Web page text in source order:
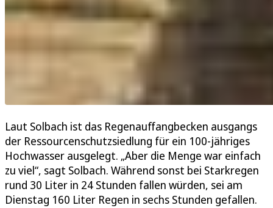
Laut Solbach ist das Regenauffangbecken ausgangs
der Ressourcenschutzsiedlung für ein 100-jähriges
Hochwasser ausgelegt. „Aber die Menge war einfach
zu viel“, sagt Solbach. Während sonst bei Starkregen
rund 30 Liter in 24 Stunden fallen würden, sei am
Dienstag 160 Liter Regen in sechs Stunden gefallen.